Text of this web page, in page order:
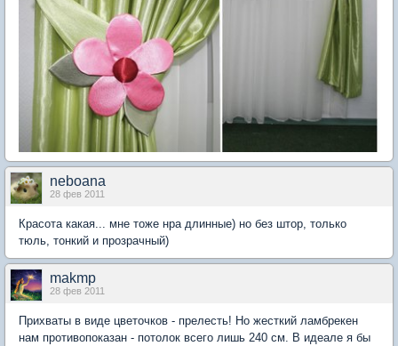
neboana
28 фев 2011
Красота какая... мне тоже нра длинные) но без штор, только
тюль, тонкий и прозрачный)
makmp
28 фев 2011
Прихваты в виде цветочков - прелесть! Но жесткий ламбрекен
нам противопоказан - потолок всего лишь 240 см. В идеале я бы